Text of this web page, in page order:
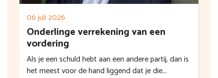
06 juli 2026
Onderlinge verrekening van een
vordering
Als je een schuld hebt aan een andere partij, dan is
het meest voor de hand liggend dat je die...